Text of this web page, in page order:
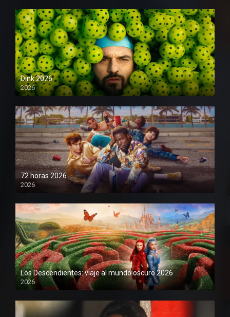
Dink 2026
2026
1080P
72 horas 2026
2026
1080P
Los Descendientes: viaje al mundo oscuro 2026
2026
1080P